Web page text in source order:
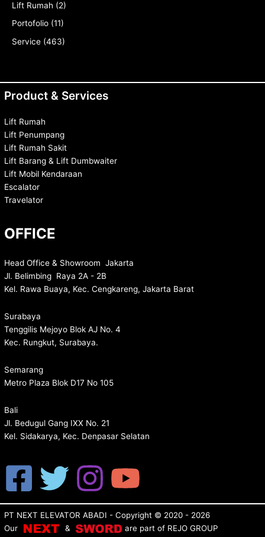
Lift Rumah (2)
Portofolio (11)
Service (463)
Product & Services
Lift Rumah
Lift Penumpang
Lift Rumah Sakit
Lift Barang & Lift Dumbwaiter
Lift Mobil Kendaraan
Escalator
Travelator
OFFICE
Head Office & Showroom Jakarta
Jl. Belimbing Raya 2A - 2B
Kel. Rawa Buaya, Kec. Cengkareng, Jakarta Barat
Surabaya
Tenggilis Mejoyo Blok AJ No. 4
Kec. Rungkut, Surabaya.
Semarang
Metro Plaza Blok D17 No 105
Bali
Jl. Bedugul Gang IXX No. 21
Kel. Sidakarya, Kec. Denpasar Selatan
PT NEXT ELEVATOR ABADI - Copyright © 2020 - 2026
Our
& are part of REJO GROUP